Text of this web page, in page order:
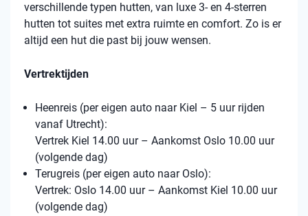
verschillende typen hutten, van luxe 3- en 4-sterren
hutten tot suites met extra ruimte en comfort. Zo is er
altijd een hut die past bij jouw wensen.
Vertrektijden
Heenreis (per eigen auto naar Kiel – 5 uur rijden
vanaf Utrecht):
Vertrek Kiel 14.00 uur – Aankomst Oslo 10.00 uur
(volgende dag)
Terugreis (per eigen auto naar Oslo):
Vertrek: Oslo 14.00 uur – Aankomst Kiel 10.00 uur
(volgende dag)